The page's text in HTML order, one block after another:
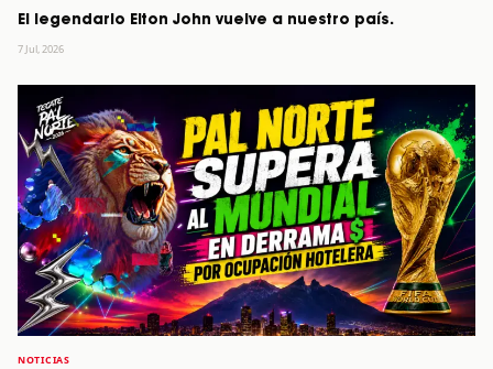
El legendario Elton John vuelve a nuestro país.
7 Jul, 2026
NOTICIAS